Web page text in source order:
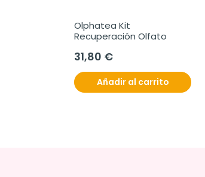
Olphatea Kit
Recuperación Olfato
31,80 €
Añadir al carrito